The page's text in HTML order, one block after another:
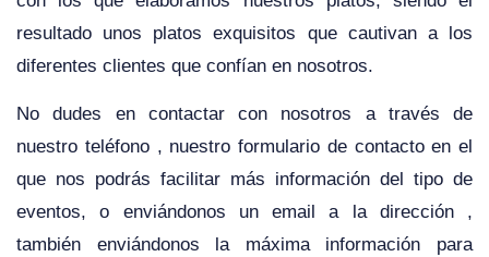
resultado unos platos exquisitos que cautivan a los
diferentes clientes que confían en nosotros.
No dudes en contactar con nosotros a través de
nuestro teléfono , nuestro formulario de contacto en el
que nos podrás facilitar más información del tipo de
eventos, o enviándonos un email a la dirección ,
también enviándonos la máxima información para